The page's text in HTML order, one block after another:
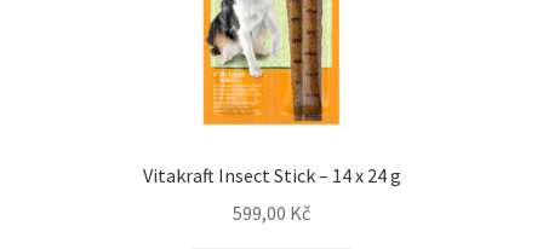
Vitakraft Insect Stick – 14 x 24 g
599,00 Kč